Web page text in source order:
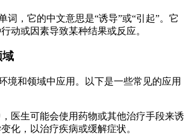
词，它的中文意思是“诱导”或“引起”。它
动或因素导致某种结果或反应。
域
境和领域中应用。以下是一些常见的应用
医生可能会使用药物或其他治疗手段来诱
化，以治疗疾病或缓解症状。